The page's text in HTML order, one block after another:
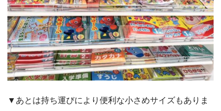
▼あとは持ち運びにより便利な小さめサイズもありま